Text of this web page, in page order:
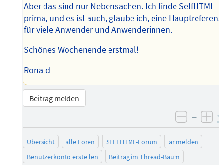
Aber das sind nur Nebensachen. Ich finde SelfHTML
prima, und es ist auch, glaube ich, eine
für viele Anwender und Anwenderinnen.
Schönes Wochenende erstmal!
Ronald
Beitrag melden
–
Übersicht alle Foren SELFHTML-Forum
anmelden
Benutzerkonto erstellen
Beitrag im Thread-Baum